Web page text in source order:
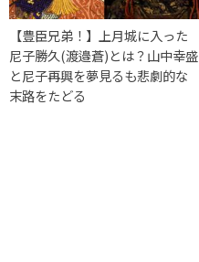
【豊臣兄弟！】上月城に入った
尼子勝久(渡邉蒼)とは？山中幸盛
と尼子再興を夢見るも悲劇的な
末路をたどる